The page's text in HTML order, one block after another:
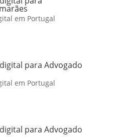
em Portugal
para Advogado
em Portugal
para Advogado